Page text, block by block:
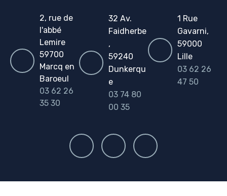
2, rue de
l'abbé
Lemire
59700
Marcq en
Baroeul
03 62 26
35 30
32 Av.
Faidherbe
,
59240
Dunkerqu
e
03 74 80
00 35
1 Rue
Gavarni,
59000
Lille
03 62 26
47 50